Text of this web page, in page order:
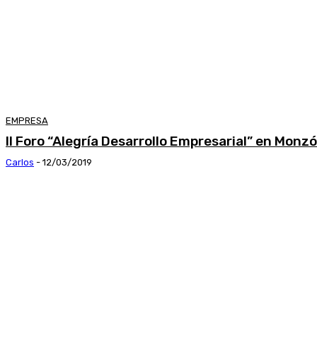
EMPRESA
II Foro “Alegría Desarrollo Empresarial” en
Carlos - 12/03/2019